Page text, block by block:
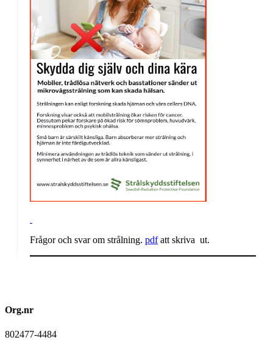
Frågor och svar om strålning. pdfatt skriva ut.
Org.nr
802477-4484